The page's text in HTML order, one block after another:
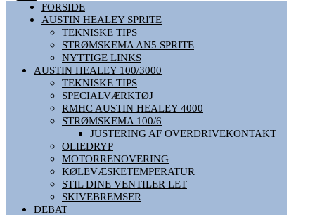
FORSIDE
AUSTIN HEALEY SPRITE
TEKNISKE TIPS
STRØMSKEMA AN5 SPRITE
NYTTIGE LINKS
AUSTIN HEALEY 100/3000
TEKNISKE TIPS
SPECIALVÆRKTØJ
RMHC AUSTIN HEALEY 4000
STRØMSKEMA 100/6
JUSTERING AF OVERDRIVEKONTAKT
OLIEDRYP
MOTORRENOVERING
KØLEVÆSKETEMPERATUR
STIL DINE VENTILER LET
SKIVEBREMSER
DEBAT